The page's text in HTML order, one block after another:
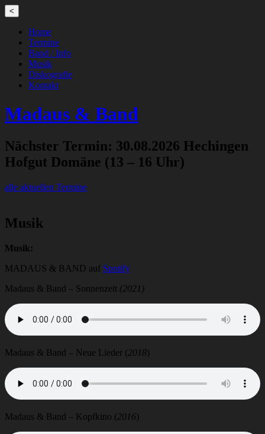
Main
Skip
to
content
<
Home
Termine
Band / Info
Musik
Diskografie
Kontakt
Madaus & Band
Nächster Termin: 30.08.2026 Hechingen
Hofgut Domäne (13 – 16 Uhr)
alle aktuellen Termine
Musik
Musik:
MADAUS & BAND auf Spotify
Madaus & Band – Sonnenzeit (2021)
Madaus & Band – Neue Lieder (2018)
Madaus & Band – Kopfkino (2016)